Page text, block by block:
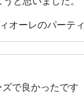
ーレのパーティ
で良かったです